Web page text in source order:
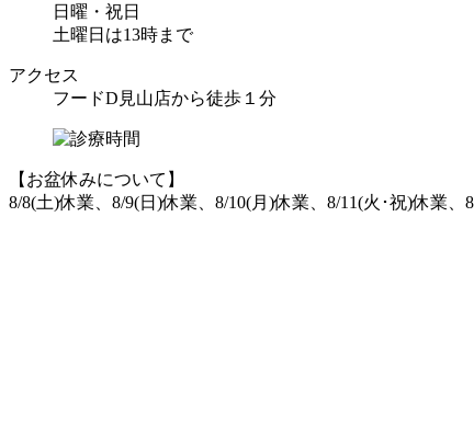
日曜・祝日
土曜日は13時まで
アクセス
フードD見山店から徒歩１分
【お盆休みについて】
8/8(土)休業、8/9(日)休業、8/10(月)休業、8/11(火･祝)休業、